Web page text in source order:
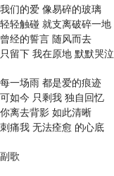
我们的爱 像易碎的玻璃
轻轻触碰 就支离破碎一地
曾经的誓言 随风而去
只留下 我在原地 默默哭泣
每一场雨 都是爱的痕迹
可如今 只剩我 独自回忆
你离去背影 如此清晰
刺痛我 无法痊愈 的心底
副歌